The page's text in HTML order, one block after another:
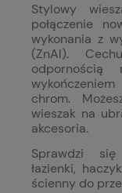
Stylowy
połączenie
wykonania z
(ZnAl).
odpornością
chrom.
wieszak na
akcesoria.
Sprawdzi
łazienki,
ścienny do